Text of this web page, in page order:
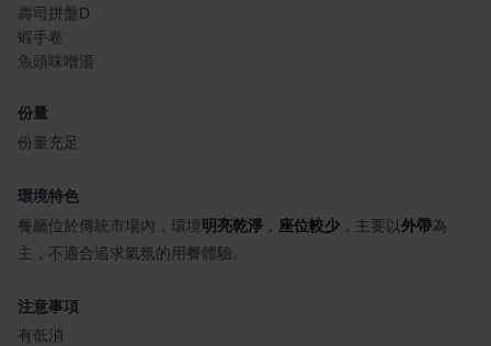
壽司拼盤D
蝦手卷
魚頭味噌湯
份量
份量充足
環境特色
餐廳位於傳統市場內，環境明亮乾淨 ， 座位較少 ，主要以外帶為
主，不適合追求氣氛的用餐體驗。
注意事項
有低消